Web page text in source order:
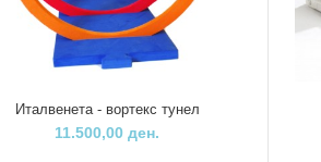
Италвенета - вортекс тунел
11.500,00 ден.